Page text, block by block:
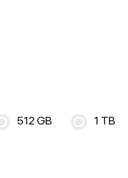
512 GB 1 TB